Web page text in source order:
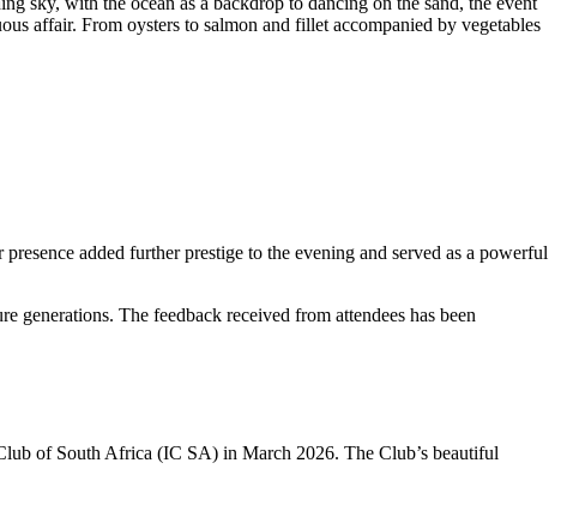
affair. From oysters to salmon and fillet accompanied by vegetables
added further prestige to the evening and served as a powerful
The feedback received from attendees has been
of South Africa (IC SA) in March 2026. The Club’s beautiful